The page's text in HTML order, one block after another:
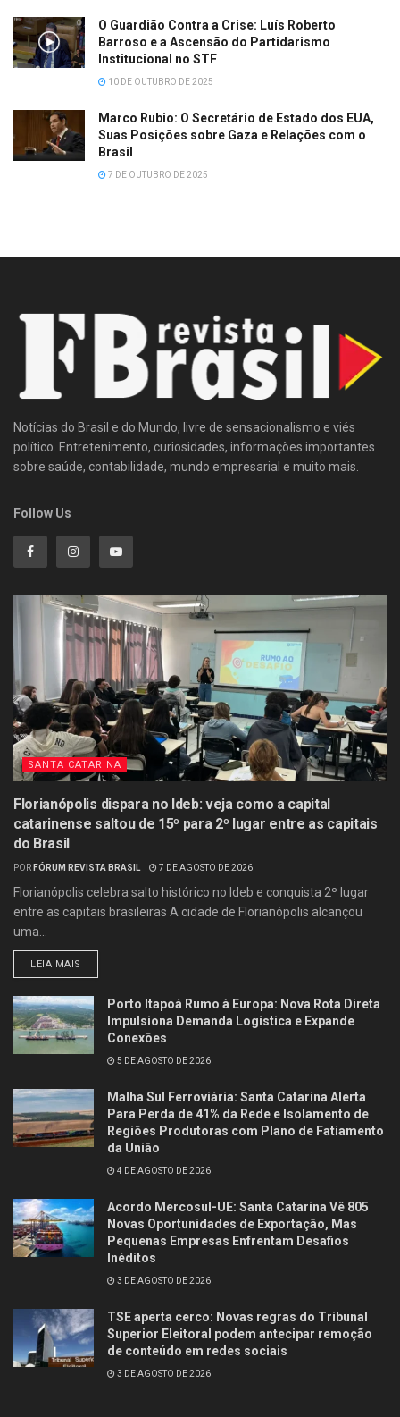
O Guardião Contra a Crise: Luís Roberto
Barroso e a Ascensão do Partidarismo
Institucional no STF
10 DE OUTUBRO DE 2025
Marco Rubio: O Secretário de Estado dos EUA,
Suas Posições sobre Gaza e Relações com o
Brasil
7 DE OUTUBRO DE 2025
Notícias do Brasil e do Mundo, livre de sensacionalismo e viés
político. Entretenimento, curiosidades, informações importantes
sobre saúde, contabilidade, mundo empresarial e muito mais.
Follow Us
SANTA CATARINA
Florianópolis dispara no Ideb: veja como a capital
catarinense saltou de 15º para 2º lugar entre as capitais
do Brasil
POR FÓRUM REVISTA BRASIL 7 DE AGOSTO DE 2026
Florianópolis celebra salto histórico no Ideb e conquista 2º lugar
entre as capitais brasileiras A cidade de Florianópolis alcançou
uma...
LEIA MAIS
Porto Itapoá Rumo à Europa: Nova Rota Direta
Impulsiona Demanda Logística e Expande
Conexões
5 DE AGOSTO DE 2026
Malha Sul Ferroviária: Santa Catarina Alerta
Para Perda de 41% da Rede e Isolamento de
Regiões Produtoras com Plano de Fatiamento
da União
4 DE AGOSTO DE 2026
Acordo Mercosul-UE: Santa Catarina Vê 805
Novas Oportunidades de Exportação, Mas
Pequenas Empresas Enfrentam Desafios
Inéditos
3 DE AGOSTO DE 2026
TSE aperta cerco: Novas regras do Tribunal
Superior Eleitoral podem antecipar remoção
de conteúdo em redes sociais
3 DE AGOSTO DE 2026